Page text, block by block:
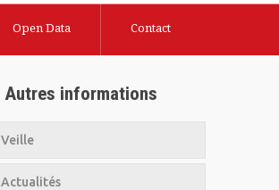
Open Data Contact
Autres informations
Veille
Actualités